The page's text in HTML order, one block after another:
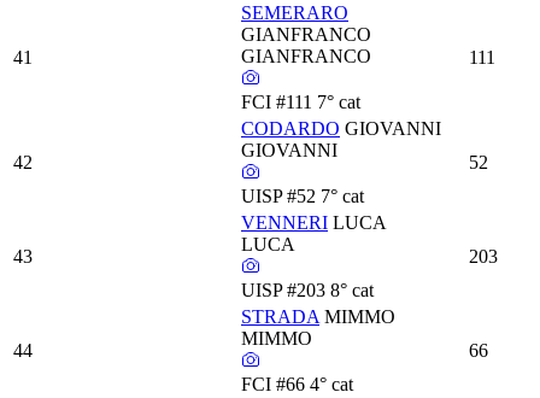
41
SEMERARO
GIANFRANCO
GIANFRANCO
FCI #111 7° cat
111
42
CODARDO GIOVANNI
GIOVANNI
UISP #52 7° cat
52
43
VENNERI LUCA
LUCA
UISP #203 8° cat
203
44
STRADA MIMMO
MIMMO
FCI #66 4° cat
66